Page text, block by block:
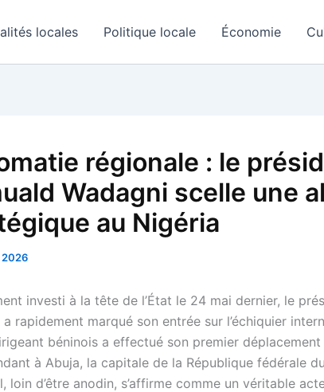
locales Politique locale Économie
régionale : le
Wadagni scelle une
au Nigéria
2026
investi à la tête de l’État le 24 mai dernier, le
a rapidement marqué son entrée sur l’échiquier
béninois a effectué son premier déplacement
à Abuja, la capitale de la République fédérale
loin d’être anodin, s’affirme comme un véritable